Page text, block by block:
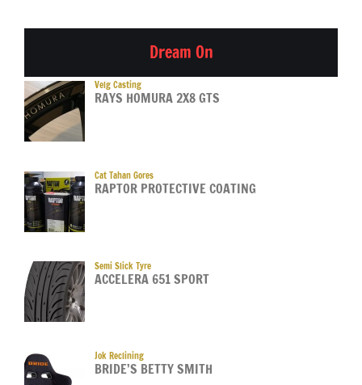
Dream On
Velg Casting
RAYS HOMURA 2X8 GTS
Cat Tahan Gores
RAPTOR PROTECTIVE COATING
Semi Slick Tyre
ACCELERA 651 SPORT
Jok Reclining
BRIDE’S BETTY SMITH